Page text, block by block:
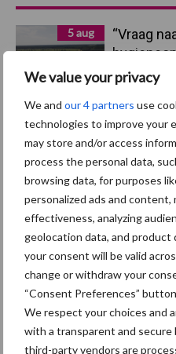
We value your privacy
We and our 4 partners use
technologies to improve your
may store and/or access
process the personal data,
browsing data, for purposes
personalized ads and content,
effectiveness, analyzing
geolocation data, and
your consent will be valid
change or withdraw your
“Consent Preferences”
We respect your choices and
with a transparent and
third-party vendors are
Sidebar
5 aug
“Vraag
groter dan
5 aug
4 aug
AVP in
alertheid
3 aug
Vlaamse
dankzij
Intacte